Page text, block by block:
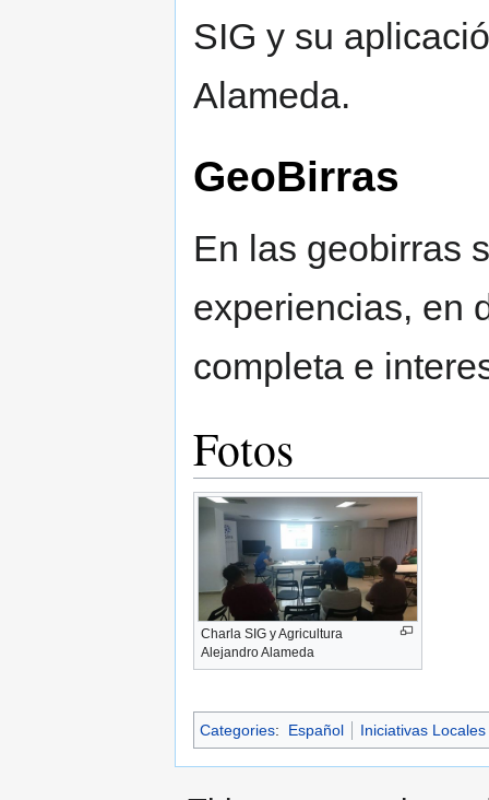
SIG y su
Alameda.
GeoBirras
En las geobirras
experiencias, en
completa e
Fotos
Charla SIG y Agricultura
Alejandro Alameda
Categories: Español Iniciativas Locales